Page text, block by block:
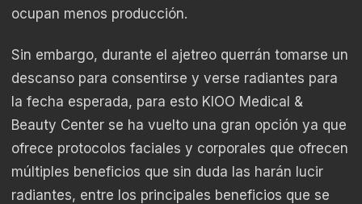
ocupan menos producción.
Sin embargo, durante el ajetreo querrán tomarse un
descanso para consentirse y verse radiantes para
la fecha esperada, para esto KIOO Medical &
Beauty Center se ha vuelto una gran opción ya que
ofrece protocolos faciales y corporales que ofrecen
múltiples beneficios que sin duda las harán lucir
radiantes, entre los principales beneficios que se